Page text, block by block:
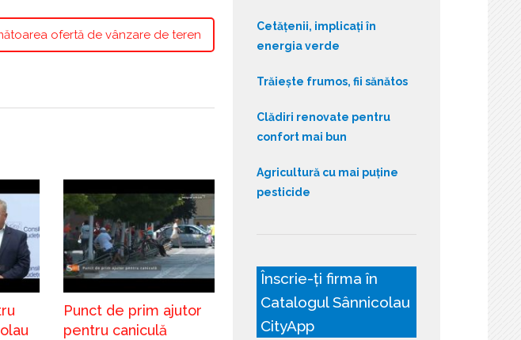
ofertă de vânzare de teren
Punct de prim ajutor
pentru caniculă
Cetățenii, implicați în
energia verde
Trăiește frumos, fii sănătos
Clădiri renovate pentru
confort mai bun
Agricultură cu mai puține
pesticide
Înscrie-ți firma în
Catalogul Sânnicolau
CityApp